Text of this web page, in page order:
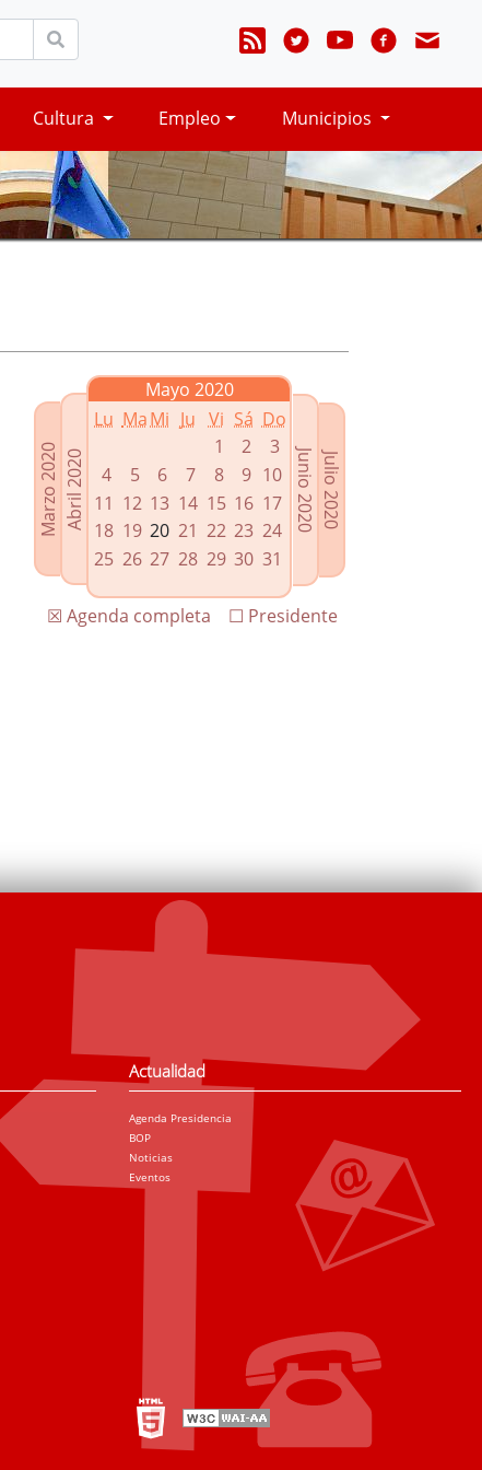
Cultura Empleo Municipios
Marzo 2020Abril 2020
Mayo 2020
Lu MaMi Ju Vi Sá Do
1
2
3
4
5 6 7 8 9 10
11 12 13 14 15 16 17
18 19 20 21 22 23 24
25 26 27 28 29 30 31
Julio 2020
Junio 2020
☐ Presidente
☒ Agenda completa
Actualidad
Agenda Presidencia
BOP
Noticias
Eventos